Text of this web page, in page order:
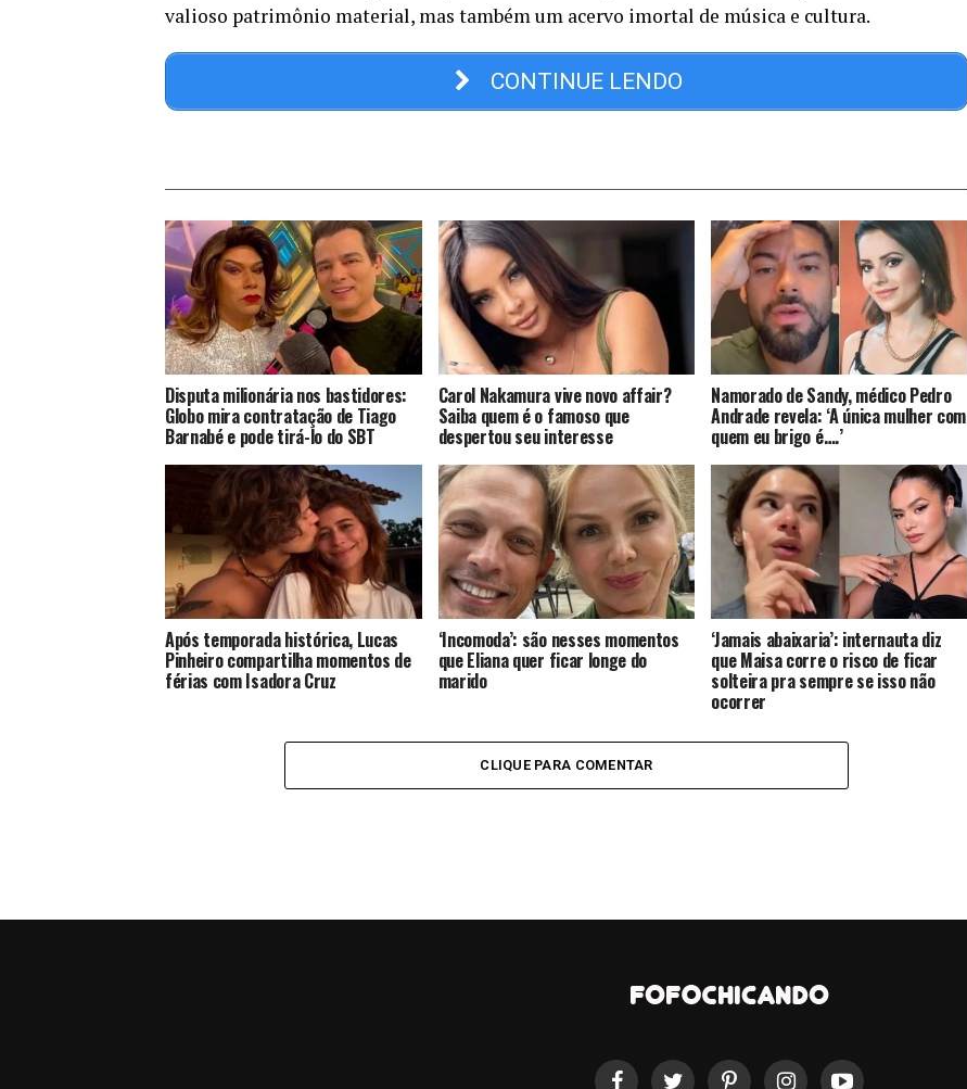
valioso patrimônio material, mas também um acervo imortal de música e cultura.
CONTINUE LENDO
Disputa milionária nos bastidores:
Globo mira contratação de Tiago
Barnabé e pode tirá-lo do SBT
Carol Nakamura vive novo affair?
Saiba quem é o famoso que
despertou seu interesse
Namorado de Sandy, médico Pedro
Andrade revela: ‘A única mulher com
quem eu brigo é….’
Após temporada histórica, Lucas
Pinheiro compartilha momentos de
férias com Isadora Cruz
‘Incomoda’: são nesses momentos
que Eliana quer ficar longe do
marido
‘Jamais abaixaria’: internauta diz
que Maisa corre o risco de ficar
solteira pra sempre se isso não
ocorrer
CLIQUE PARA COMENTAR